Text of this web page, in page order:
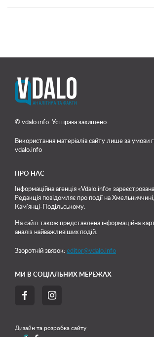
© vdalo.info. Усі права захищено.
Використання матеріалів сайту лише за умови
vdalo.info
ПРО НАС
Інформаційна агенція «Vdalo.info»
Редакція повідомляє про події на
Кам'янці-Подільському.
На сайті також представлена інформаційна
аналіз найважливіших подій.
Зворотній звязок: editor@vdalo.info
МИ В СОЦІАЛЬНИХ МЕРЕЖАХ
 
Дизайн та розробка сайту